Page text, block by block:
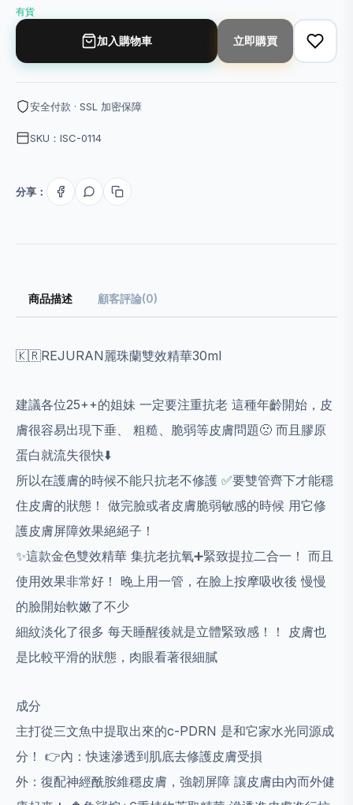
有貨
加入購物車 立即購買
安全付款 · SSL 加密保障
SKU：ISC-0114
分享：
商品描述 顧客評論(0)
🇰🇷REJURAN麗珠蘭雙效精華30ml
建議各位25++的姐妹 一定要注重抗老 這種年齡開始，皮
膚很容易出現下垂、 粗糙、脆弱等皮膚問題🙁 而且膠原
蛋白就流失很快⬇️
所以在護膚的時候不能只抗老不修護 ✅要雙管齊下才能穩
住皮膚的狀態！ 做完臉或者皮膚脆弱敏感的時候 用它修
護皮膚屏障效果絕絕子！
✨️這款金色雙效精華 集抗老抗氧➕️緊致提拉二合一！ 而且
使用效果非常好！ 晚上用一管，在臉上按摩吸收後 慢慢
的臉開始軟嫩了不少
細紋淡化了很多 每天睡醒後就是立體緊致感！！ 皮膚也
是比較平滑的狀態，肉眼看著很細膩
成分
主打從三文魚中提取出來的c-PDRN 是和它家水光同源成
分！ 👉內：快速滲透到肌底去修護皮膚受損
外：復配神經酰胺維穩皮膚，強韌屏障 讓皮膚由內而外健